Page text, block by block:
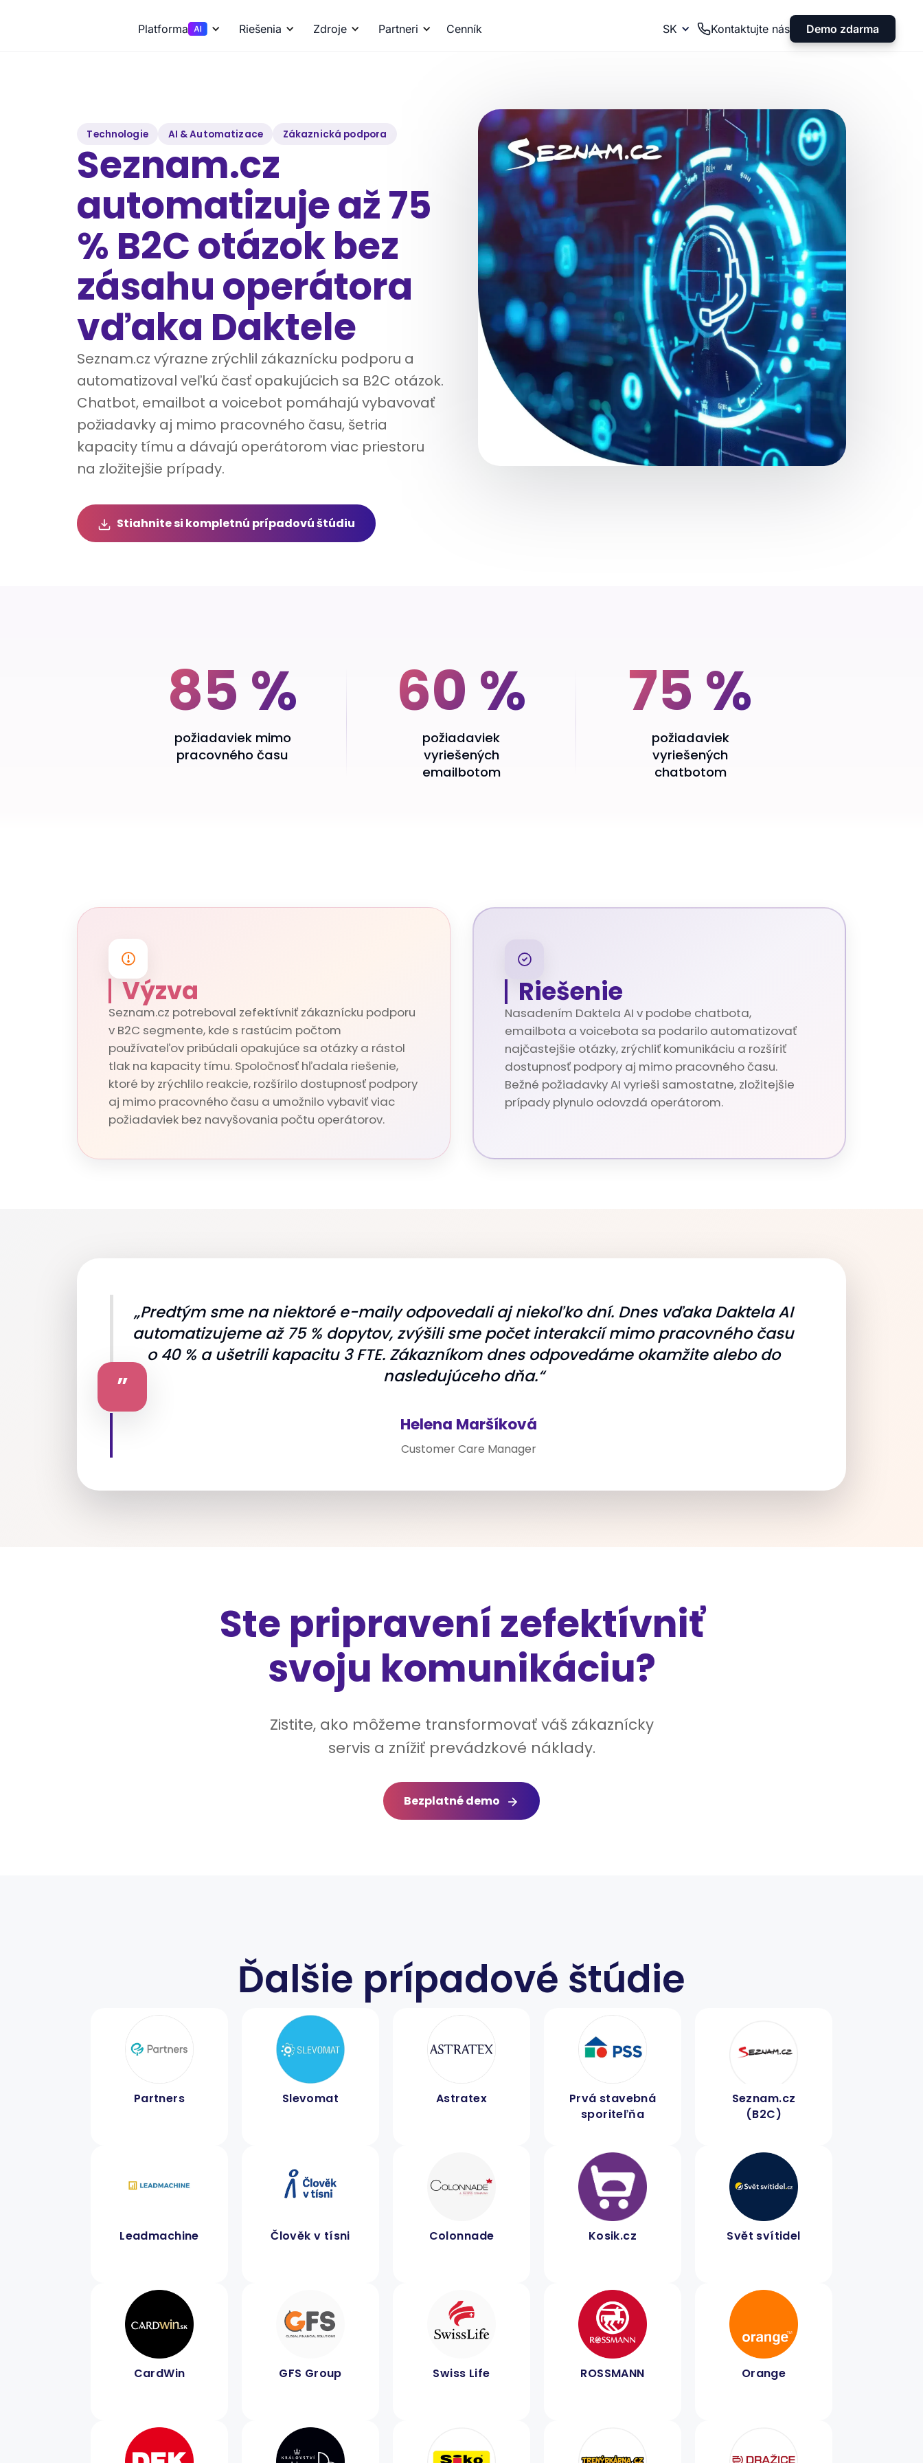
Platforma Riešenia Zdroje Partneri Cenník SK Kontaktujte nás Demo zdarma
Technologie AI & Automatizace Zákaznická podpora
Seznam.cz
automatizuje až 75
% B2C otázok bez
zásahu operátora
vďaka Daktele
Seznam.cz výrazne zrýchlil zákaznícku podporu a
automatizoval veľkú časť opakujúcich sa B2C otázok.
Chatbot, emailbot a voicebot pomáhajú vybavovať
požiadavky aj mimo pracovného času, šetria
kapacity tímu a dávajú operátorom viac priestoru
na zložitejšie prípady.
Stiahnite si kompletnú prípadovú štúdiu
85 %
požiadaviek mimo
pracovného času
60 %
požiadaviek
vyriešených
emailbotom
75 %
požiadaviek
vyriešených
chatbotom
Výzva
Seznam.cz potreboval zefektívniť zákaznícku podporu
v B2C segmente, kde s rastúcim počtom
používateľov pribúdali opakujúce sa otázky a rástol
tlak na kapacity tímu. Spoločnosť hľadala riešenie,
ktoré by zrýchlilo reakcie, rozšírilo dostupnosť podpory
aj mimo pracovného času a umožnilo vybaviť viac
požiadaviek bez navyšovania počtu operátorov.
Riešenie
Nasadením Daktela AI v podobe chatbota,
emailbota a voicebota sa podarilo automatizovať
najčastejšie otázky, zrýchliť komunikáciu a rozšíriť
dostupnosť podpory aj mimo pracovného času.
Bežné požiadavky AI vyrieši samostatne, zložitejšie
prípady plynulo odovzdá operátorom.
”
„Predtým sme na niektoré e-maily odpovedali aj niekoľko dní. Dnes vďaka Daktela AI
automatizujeme až 75 % dopytov, zvýšili sme počet interakcií mimo pracovného času
o 40 % a ušetrili kapacitu 3 FTE. Zákazníkom dnes odpovedáme okamžite alebo do
nasledujúceho dňa.“
Helena Maršíková
Customer Care Manager
Ste pripravení zefektívniť
svoju komunikáciu?
Zistite, ako môžeme transformovať váš zákaznícky
servis a znížiť prevádzkové náklady.
Bezplatné demo
Ďalšie prípadové štúdie
Partners Slevomat Astratex
Prvá stavebná
sporiteľňa
Seznam.cz
(B2C)
Leadmachine Člověk v tísni Colonnade Kosik.cz Svět svítidel
CardWin GFS Group Swiss Life ROSSMANN Orange